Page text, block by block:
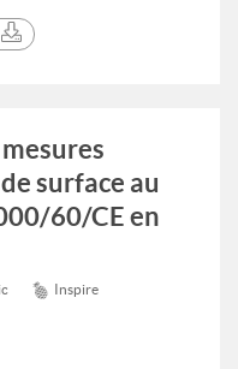
surface au
60/CE en
Inspire